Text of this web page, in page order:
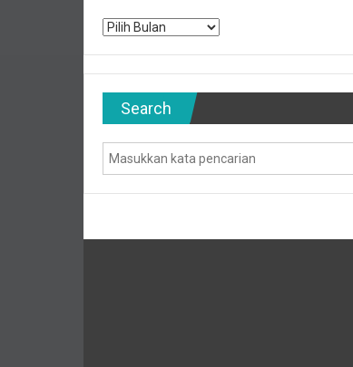
Archives
Search